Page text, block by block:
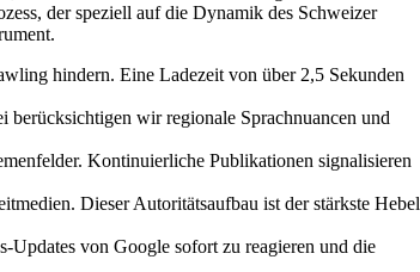
der speziell auf die Dynamik des Schweizer
hindern. Eine Ladezeit von über 2,5 Sekunden
berücksichtigen wir regionale Sprachnuancen und
Kontinuierliche Publikationen signalisieren
Dieser Autoritätsaufbau ist der stärkste Hebel
von Google sofort zu reagieren und die